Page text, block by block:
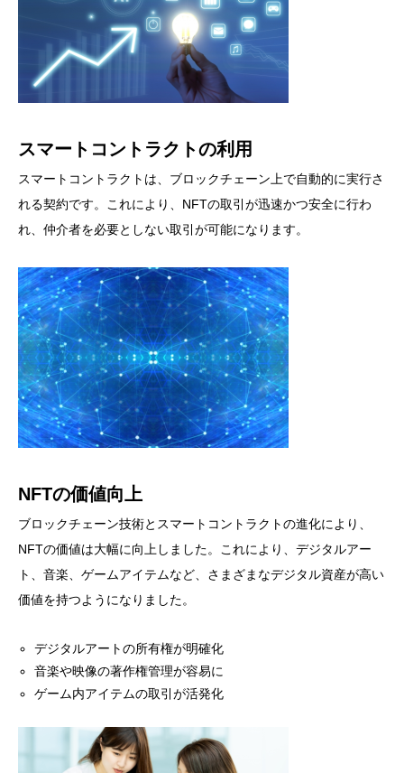
スマートコントラクトの利用
スマートコントラクトは、ブロックチェーン上で自動的に実行さ
れる契約です。これにより、NFTの取引が迅速かつ安全に行わ
れ、仲介者を必要としない取引が可能になります。
NFTの価値向上
ブロックチェーン技術とスマートコントラクトの進化により、
NFTの価値は大幅に向上しました。これにより、デジタルアー
ト、音楽、ゲームアイテムなど、さまざまなデジタル資産が高い
価値を持つようになりました。
デジタルアートの所有権が明確化
音楽や映像の著作権管理が容易に
ゲーム内アイテムの取引が活発化